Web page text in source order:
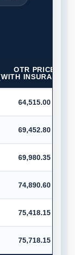
OTR PRICE
INSURANCE)
64,515.00
69,452.80
69,980.35
74,890.60
75,418.15
75,718.15